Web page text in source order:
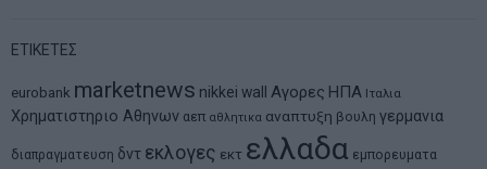
ΕΤΙΚΕΤΕΣ
eurobank marketnews nikkei wall Αγορες ΗΠΑ Ιταλια
Χρηματιστηριο Αθηνων αεπ αθλητικα αναπτυξη βουλη γερμανια
διαπραγματευση δντ εκλογες εκτ ελλαδα εμπορευματα